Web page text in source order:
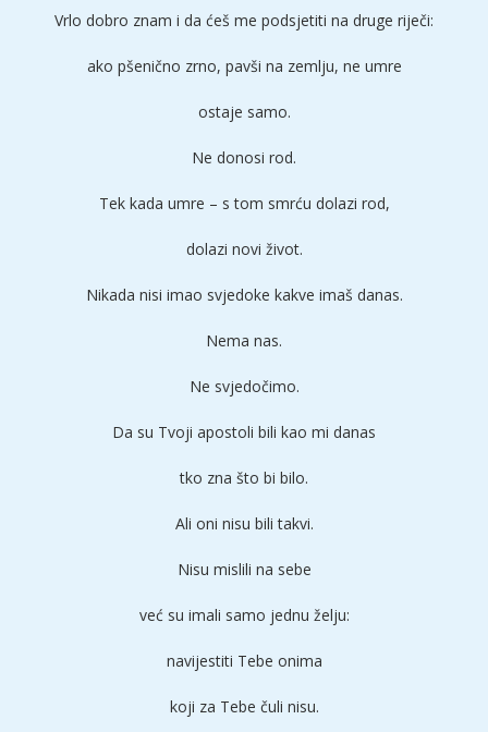
Vrlo dobro znam i da ćeš me podsjetiti na druge riječi:
ako pšenično zrno, pavši na zemlju, ne umre
ostaje samo.
Ne donosi rod.
Tek kada umre – s tom smrću dolazi rod,
dolazi novi život.
Nikada nisi imao svjedoke kakve imaš danas.
Nema nas.
Ne svjedočimo.
Da su Tvoji apostoli bili kao mi danas
tko zna što bi bilo.
Ali oni nisu bili takvi.
Nisu mislili na sebe
već su imali samo jednu želju:
navijestiti Tebe onima
koji za Tebe čuli nisu.